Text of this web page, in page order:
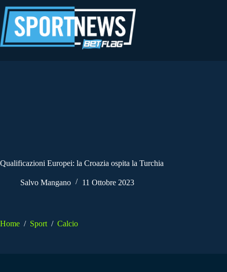
al
contenuto
Qualificazioni Europei: la Croazia ospita la Turchia
Salvo Mangano 11 Ottobre 2023
Home / Sport / Calcio